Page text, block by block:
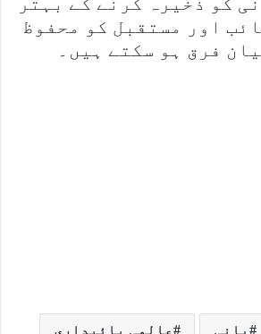
اور مستقبل کو محفوظ
فرق ہو سکتے ہیں۔
پانی عالمی پائیداری